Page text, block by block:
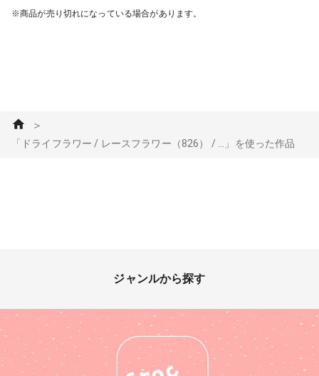
※商品が売り切れになっている場合があります。
＞
「ドライフラワー / レースフラワー（826） / ...」を使った作品
ジャンルから探す